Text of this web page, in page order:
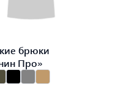
брюки
Про»